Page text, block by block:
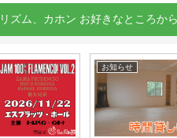
ズム、カホン お好きなところ